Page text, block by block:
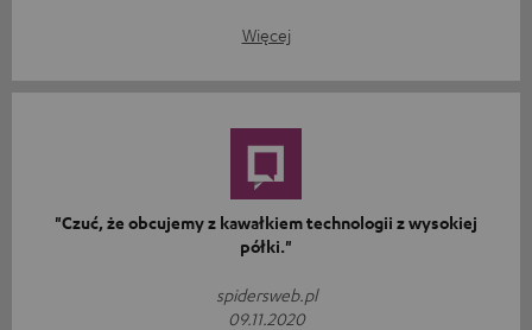
Więcej
"Czuć, że obcujemy z kawałkiem technologii z wysokiej
półki."
spidersweb.pl
09.11.2020